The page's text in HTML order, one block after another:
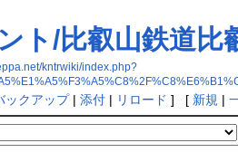
ト/比叡山鉄道比
kntrwiki/index.php?
ックアップ| 添付| リロード ] [ 新規 |